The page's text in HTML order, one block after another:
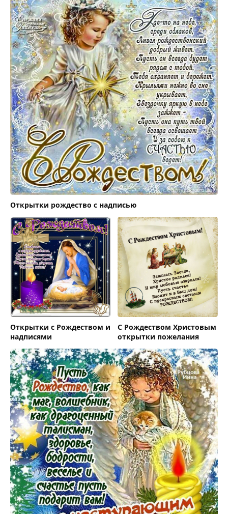
Открытки рождество с надписью
Открытки с Рождеством и
надписями
С Рождеством Христовым
открытки пожелания